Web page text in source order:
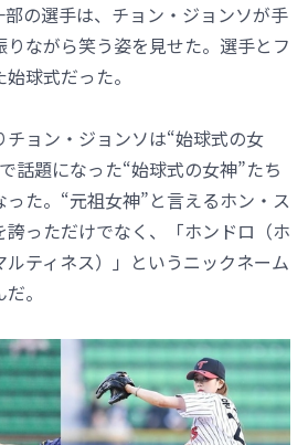
の選手は、チョン・ジョンソが手
ながら笑う姿を見せた。選手とフ
球式だった。
チョン・ジョンソは“始球式の女
話題になった“始球式の女神”たち
た。“元祖女神”と言えるホン・ス
っただけでなく、「ホンドロ（ホ
ティネス）」というニックネーム
。